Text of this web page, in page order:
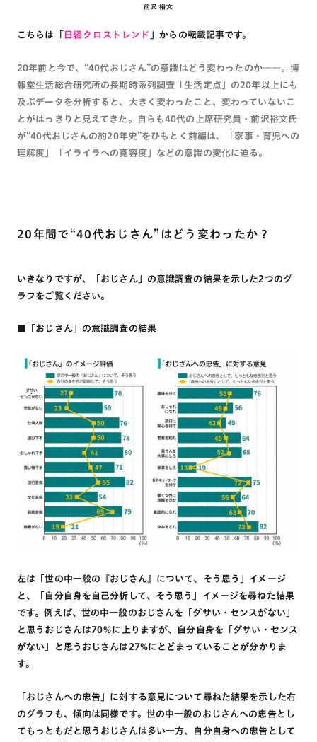
前沢 裕文
こちらは「 日経クロストレンド 」からの転載記事です。
20年前と今で、“40代おじさん”の意識はどう変わったのか――。博
報堂生活総合研究所の長期時系列調査「生活定点」の20年以上にも
及ぶデータを分析すると、大きく変わったこと、変わっていないこ
とがはっきりと見えてきた。自らも40代の上席研究員・前沢裕文氏
が“40代おじさんの約20年史”をひもとく前編は、「家事・育児への
理解度」「イライラへの寛容度」などの意識の変化に迫る。
20年間で“40代おじさん”はどう変わったか？
いきなりですが、「おじさん」の意識調査の結果を示した2つのグ
ラフをご覧ください。
■「おじさん」の意識調査の結果
左は「世の中一般の『おじさん』について、そう思う」イメージ
と、「自分自身を自己分析して、そう思う」イメージを尋ねた結果
です。例えば、世の中一般のおじさんを「ダサい・センスがない」
と思うおじさんは70％に上りますが、自分自身を「ダサい・センス
がない」と思うおじさんは27%にとどまっていることが分かりま
す。
「おじさんへの忠告」に対する意見について尋ねた結果を示した右
のグラフも、傾向は同様です。世の中一般のおじさんへの忠告とし
てもっともだと思うおじさんは多い一方、自分自身への忠告として